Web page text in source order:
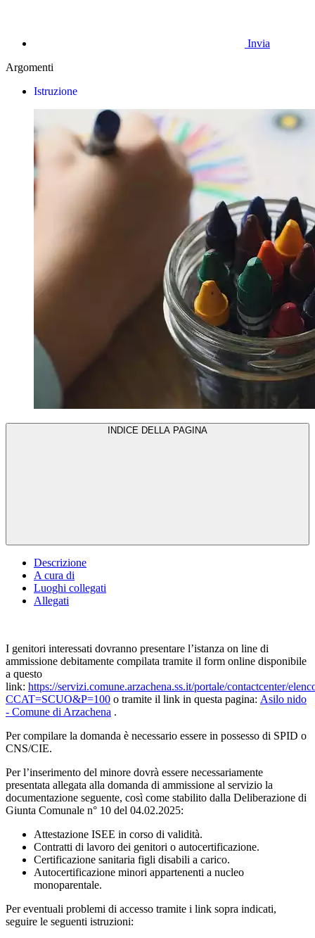
Invia
Argomenti
Istruzione
Descrizione
A cura di
Luoghi collegati
Allegati
I genitori interessati dovranno presentare l’istanza on line di
ammissione debitamente compilata tramite il form online disponibile
a questo
link: https://servizi.comune.arzachena.ss.it/portale/contactcenter/
CCAT=SCUO&P=100 o tramite il link in questa pagina: Asilo nido
- Comune di Arzachena .
Per compilare la domanda è necessario essere in possesso di SPID o
CNS/CIE.
Per l’inserimento del minore dovrà essere necessariamente
presentata allegata alla domanda di ammissione al servizio la
documentazione seguente, così come stabilito dalla Deliberazione di
Giunta Comunale n° 10 del 04.02.2025:
Attestazione ISEE in corso di validità.
Contratti di lavoro dei genitori o autocertificazione.
Certificazione sanitaria figli disabili a carico.
Autocertificazione minori appartenenti a nucleo
monoparentale.
Per eventuali problemi di accesso tramite i link sopra indicati,
seguire le seguenti istruzioni: